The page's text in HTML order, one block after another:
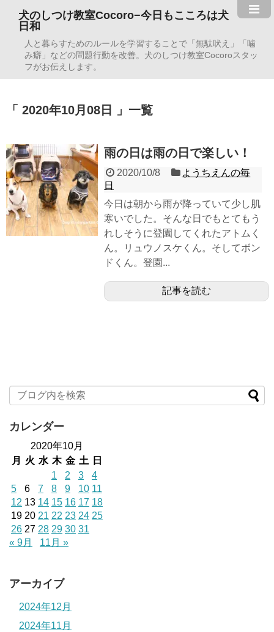
犬のしつけ教室Cocoro−今日もこころは犬
日和
人と暮らすためのルールを学習することで「無駄吠え」「噛
み癖」などの問題行動を改善。犬のしつけ教室Cocoroスタッ
フがお伝えします。
2020年10月08日 一覧
雨の日は雨の日で楽しい！
2020/10/8
ようちえんの毎
日
今日は朝から雨が降っていて少し肌
寒いでした。そんな日でもとてもう
れしそうに登園してくれたアトムく
ん。リュウノスケくん。そしてボン
ドくん。登園...
記事を読む
カレンダー
2020年10月
月
火 水 木 金 土
日
1
2 3
4
5
6 7 8 9 10 11
12 13 14 15 16 17 18
19 20 21 22 23 24 25
26 27 28 29 30 31
« 9月
11月 »
アーカイブ
2024年12月
2024年11月